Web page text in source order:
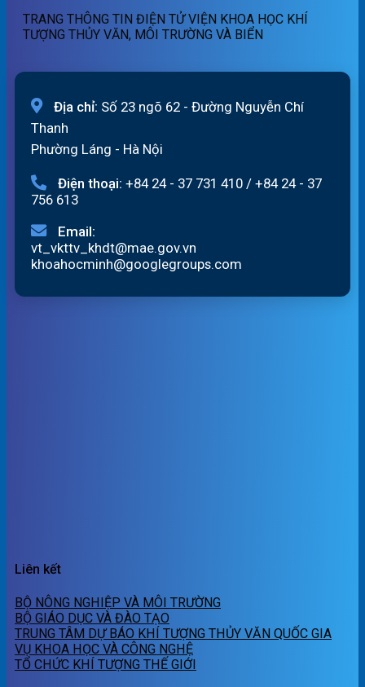
TRANG THÔNG TIN ĐIỆN TỬ VIỆN KHOA HỌC KHÍ
TƯỢNG THỦY VĂN, MÔI TRƯỜNG VÀ BIỂN
Địa chỉ: Số 23 ngõ 62 - Đường Nguyễn Chí
Thanh
Phường Láng - Hà Nội
Điện thoại: +84 24 - 37 731 410 / +84 24 - 37
756 613
Email:
vt_vkttv_khdt@mae.gov.vn
khoahocminh@googlegroups.com
Liên kết
BỘ NÔNG NGHIỆP VÀ MÔI TRƯỜNG
BỘ GIÁO DỤC VÀ ĐÀO TẠO
TRUNG TÂM DỰ BÁO KHÍ TƯỢNG THỦY VĂN QUỐC GIA
VỤ KHOA HỌC VÀ CÔNG NGHỆ
TỔ CHỨC KHÍ TƯỢNG THẾ GIỚI